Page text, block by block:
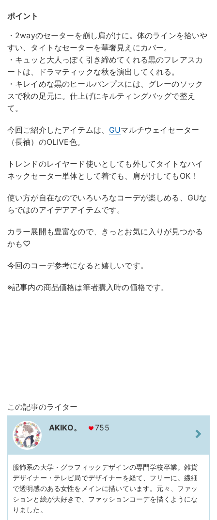
ポイント
・2wayのセーターを崩し肩がけに。体のラインを拾いや
すい、タイトなセーターを華奢見えにカバー。
・キュッと大人っぽく引き締めてくれる黒のフレアスカ
ートは、ドラマティックな秋を演出してくれる。
・キレイめな黒のヒールパンプスには、グレーのソック
スで秋の足元に。仕上げにキルティングバッグで整え
て。
今回ご紹介したアイテムは、 GUマルチウェイセーター
（長袖）のOLIVE色。
トレンドのレイヤード使いとしても外してタイトなハイ
ネックセーター単体として着ても、肩がけしてもOK！
使い方が自在なのでいろいろなコーデが楽しめる、GUな
らではのアイデアアイテムです。
カラー展開も豊富なので、きっとお気に入りが見つかる
かも♡
今回のコーデ参考になると嬉しいです。
※記事内の商品価格は筆者購入時の価格です。
この記事のライター
AKIKO。 755
服飾系の大学・グラフィックデザインの専門学校卒業。雑貨
デザイナー・テレビ局でデザイナーを経て、フリーに。繊細
で透明感のある女性をメインに描いています。元々、ファッ
ションと絵が大好きで、ファッションコーデを描くようにな
りました。